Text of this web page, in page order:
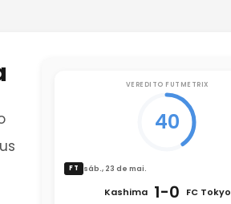
VEREDITO FUTMETRIX
40
FT sáb., 23 de mai.
Kashima 1-0 FC Tokyo